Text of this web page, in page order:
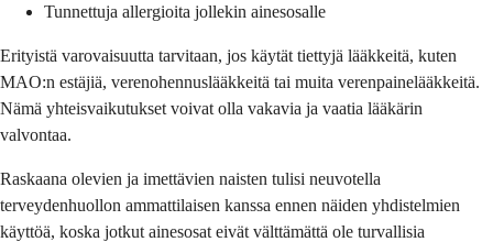
Tunnettuja allergioita jollekin ainesosalle
Erityistä varovaisuutta tarvitaan, jos käytät tiettyjä lääkkeitä, kuten
MAO:n estäjiä, verenohennuslääkkeitä tai muita verenpainelääkkeitä.
Nämä yhteisvaikutukset voivat olla vakavia ja vaatia lääkärin
valvontaa.
Raskaana olevien ja imettävien naisten tulisi neuvotella
terveydenhuollon ammattilaisen kanssa ennen näiden yhdistelmien
käyttöä, koska jotkut ainesosat eivät välttämättä ole turvallisia